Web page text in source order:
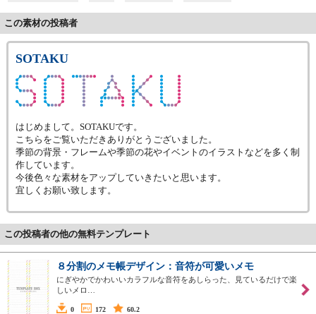
この素材の投稿者
SOTAKU
はじめまして。SOTAKUです。
こちらをご覧いただきありがとうございました。
季節の背景・フレームや季節の花やイベントのイラストなどを多く制
作しています。
今後色々な素材をアップしていきたいと思います。
宜しくお願い致します。
この投稿者の他の無料テンプレート
８分割のメモ帳デザイン：音符が可愛いメモ
にぎやかでかわいいカラフルな音符をあしらった、見ているだけで楽
しいメロ…
0 172 60.2